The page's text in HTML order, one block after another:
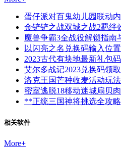
蛋仔派对百鬼幼儿园联动
金铲铲之战双城之战2羁绊
魔兽争霸3全战役解锁指南
以闪亮之名兑换码输入位
2023古代有块地最新礼包
艾尔多战记2023兑换码领
洛克王国芒种收麦活动玩
密室逃脱18移动迷城扇贝
**正统三国神将挑选全攻
相关软件
More+